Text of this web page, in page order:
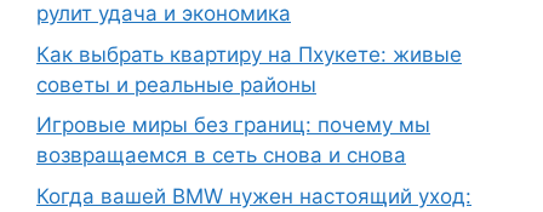
рулит удача и экономика
Как выбрать квартиру на Пхукете: живые
советы и реальные районы
Игровые миры без границ: почему мы
возвращаемся в сеть снова и снова
Когда вашей BMW нужен настоящий уход: